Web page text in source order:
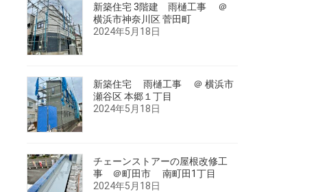
新築住宅 3階建 雨樋工事 ＠
横浜市神奈川区 菅田町
2024年5月18日
新築住宅 雨樋工事 ＠ 横浜市
瀬谷区 本郷１丁目
2024年5月18日
チェーンストアーの屋根改修工
事 ＠町田市 南町田1丁目
2024年5月18日